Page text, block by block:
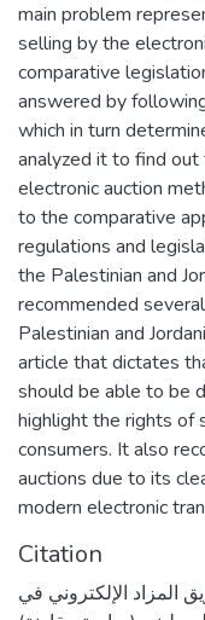
main problem
selling by the
comparative
answered by
which in turn
analyzed it to find
electronic auction
to the comparative
regulations and
the Palestinian and
recommended
Palestinian and
article that dictates
should be able to be
highlight the rights of
consumers. It also
auctions due to its
modern electronic
Citation
البيع بطريق المزاد الإلكتروني في